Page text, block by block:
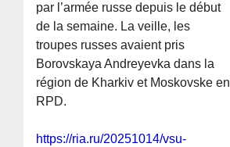
par l’armée russe depuis le début
de la semaine. La veille, les
troupes russes avaient pris
Borovskaya Andreyevka dans la
région de Kharkiv et Moskovske en
RPD.
https://ria.ru/20251014/vsu-